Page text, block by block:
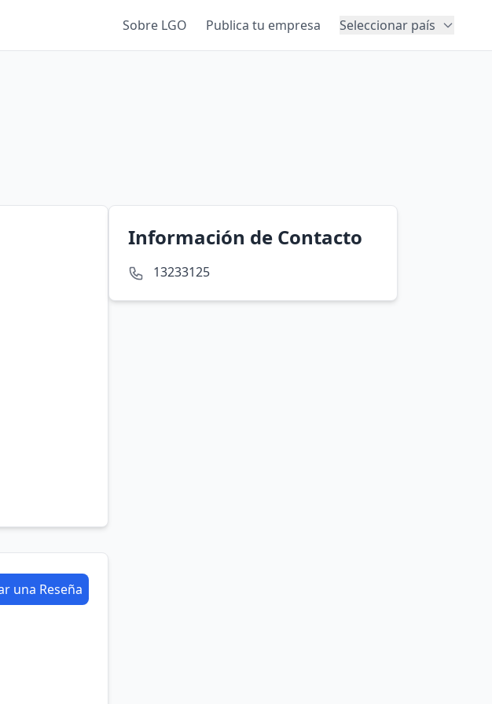
Sobre LGO Publica tu empresa Seleccionar país
una Reseña
Información de Contacto
13233125